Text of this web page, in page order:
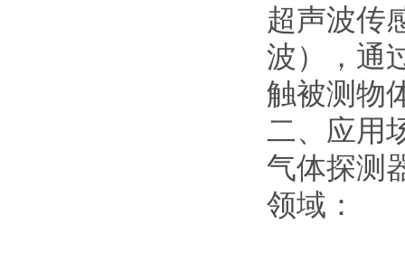
超声波传
波），通
触被测物
二、应用
气体探测
领域：